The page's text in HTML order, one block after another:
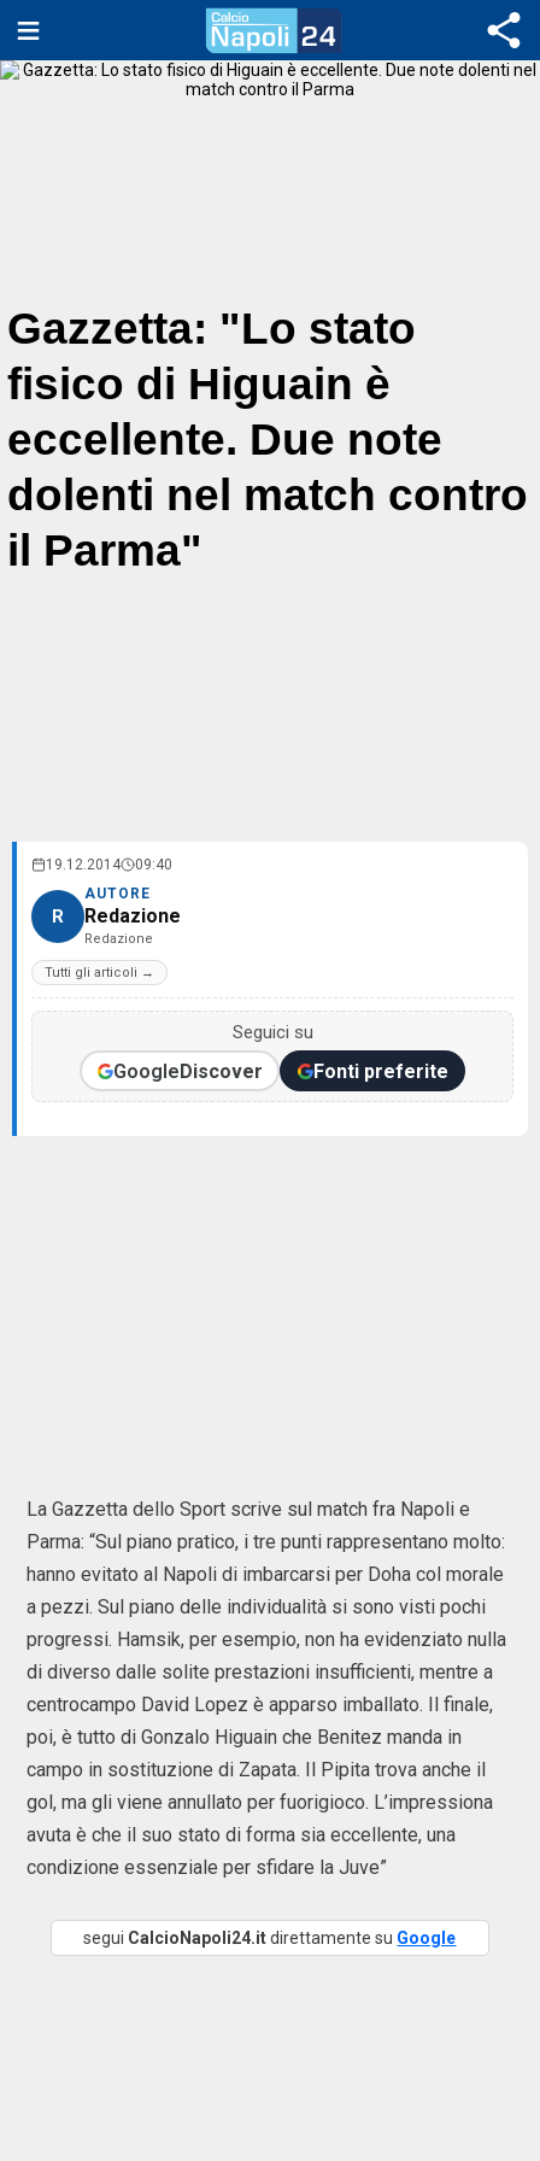
Gazzetta: "Lo stato
fisico di Higuain è
eccellente. Due note
dolenti nel match contro
il Parma"
19.12.2014 09:40
R
AUTORE
Redazione
Redazione
Tutti gli articoli →
Seguici su
GoogleDiscover Fonti preferite
La Gazzetta dello Sport scrive sul match fra Napoli e
Parma: “Sul piano pratico, i tre punti rappresentano molto:
hanno evitato al Napoli di imbarcarsi per Doha col morale
a pezzi. Sul piano delle individualità si sono visti pochi
progressi. Hamsik, per esempio, non ha evidenziato nulla
di diverso dalle solite prestazioni insufficienti, mentre a
centrocampo David Lopez è apparso imballato. Il finale,
poi, è tutto di Gonzalo Higuain che Benitez manda in
campo in sostituzione di Zapata. Il Pipita trova anche il
gol, ma gli viene annullato per fuorigioco. L’impressiona
avuta è che il suo stato di forma sia eccellente, una
condizione essenziale per sfidare la Juve”
segui CalcioNapoli24.itdirettamente su Google